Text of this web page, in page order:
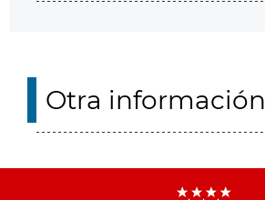
Otra información